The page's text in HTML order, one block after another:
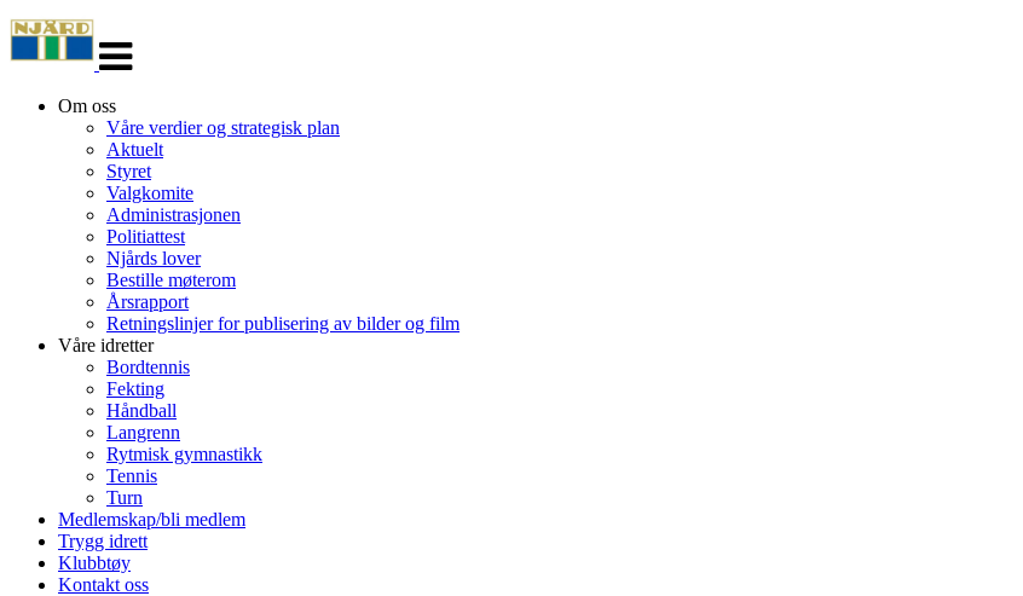
navigasjon
Om oss
Våre verdier og strategisk plan
Aktuelt
Styret
Valgkomite
Administrasjonen
Politiattest
Njårds lover
Bestille møterom
Årsrapport
Retningslinjer for publisering av bilder og film
Våre idretter
Bordtennis
Fekting
Håndball
Langrenn
Rytmisk gymnastikk
Tennis
Turn
Medlemskap/bli medlem
Trygg idrett
Klubbtøy
Kontakt oss